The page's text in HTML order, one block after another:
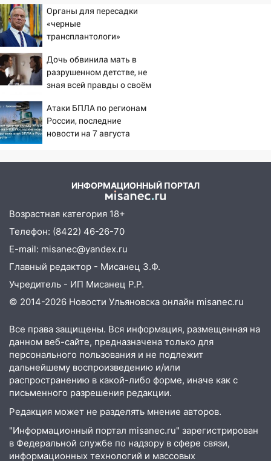
10:00
В Старомайнском районе утонул
51-летний мужчина
09:50
В Ульяновске черный коршун
застрял в тепловозе
09:44
Ульяновские спасатели помогли
юному велосипедисту на улице
Чернышевского
08:21
В Заволжском районе украли два
велосипеда
07:18 В Ульяновск идет
тридцатиградусная жара: какая будет
погода в четверг
06:00 Четыре года борьбы: ульяновские
юристы помогли женщине засудить УК
за плесень на стенах
05:00 Кому 6 августа звезды сулят
прибыль, а кому — испытания на
прочность
05.08.2026
22:58 Соцсети: на проспекте Тюленева
ДТП с мотоциклистом
20:22 Мошенники обманули 92-летнюю
жительницу Ульяновской области
19:14 Житель Ульяновской области
подвез троих незнакомцев на трассе и
заработал уголовное дело
18:14 Прогноз погоды на 6 августа в
Органы для пересадки
«черные
трансплантологи»
пациентов
Дочь обвинила мать в
разрушенном детстве, не
зная всей правды о своём
семьи
Атаки БПЛА по регионам
России, последние
новости на 7 августа
ИНФОРМАЦИОННЫЙ ПОРТАЛ
Возрастная категория 18+
Телефон: (8422) 46-26-70
E-mail: misanec@yandex.ru
Главный редактор - Мисанец З.Ф.
Учредитель - ИП Мисанец Р.Р.
© 2014-2026 Новости Ульяновска онлайн misanec.ru
Все права защищены. Вся информация, размещенная на
данном веб-сайте, предназначена только для
персонального пользования и не подлежит
дальнейшему воспроизведению и/или
распространению в какой-либо форме, иначе как с
письменного разрешения редакции.
Редакция может не разделять мнение авторов.
"Информационный портал misanec.ru" зарегистрирован
в Федеральной службе по надзору в сфере связи,
информационных технологий и массовых